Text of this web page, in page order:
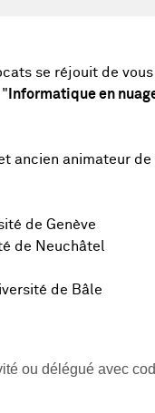
se réjouit de
Informatique en
ancien animateur de
de Genève
de Neuchâtel
de Bâle
ou délégué avec